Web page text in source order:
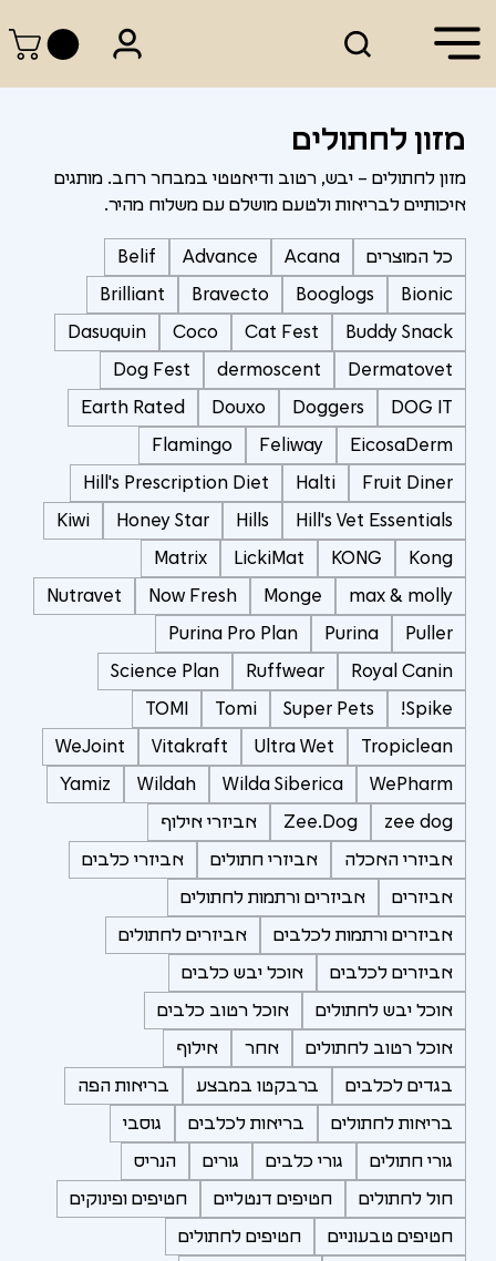
מזון לחתולים
מזון לחתולים – יבש, רטוב ודיאטטי במבחר רחב. מותגים
איכותיים לבריאות ולטעם מושלם עם משלוח מהיר.
כל המוצרים Acana
Advance
Belif
Bionic
Booglogs
Bravecto
Brilliant
Buddy Snack
Cat Fest
Coco
Dasuquin
Dermatovet
dermoscent
Dog Fest
DOG IT
Doggers
Douxo
Earth Rated
EicosaDerm
Feliway
Flamingo
Fruit Diner
Halti
Hill's Prescription Diet
Hill's Vet Essentials
Hills
Honey Star
Kiwi
Kong
KONG
LickiMat
Matrix
max & molly
Monge
Now Fresh
Nutravet
Puller
Purina
Purina Pro Plan
Royal Canin
Ruffwear
Science Plan
Spike!
Super Pets
Tomi
TOMI
Tropiclean
Ultra Wet
Vitakraft
WeJoint
WePharm
Wilda Siberica
Wildah
Yamiz
zee dog
Zee.Dog אביזרי אילוף
אביזרי האכלה אביזרי חתולים אביזרי כלבים
אביזרים אביזרים ורתמות לחתולים
אביזרים ורתמות לכלבים אביזרים לחתולים
אביזרים לכלבים אוכל יבש כלבים
אוכל יבש לחתולים אוכל רטוב כלבים
אוכל רטוב לחתולים אחר אילוף
בגדים לכלבים ברבקטו במבצע בריאות הפה
בריאות לחתולים בריאות לכלבים גוסבי
גורי חתולים גורי כלבים גורים הנריס
חול לחתולים חטיפים דנטליים חטיפים ופינוקים
חטיפים טבעוניים חטיפים לחתולים